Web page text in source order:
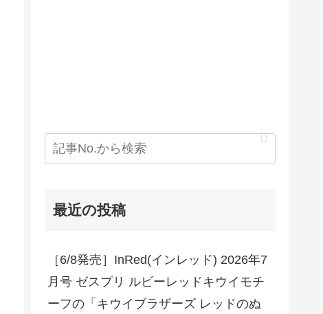
最近の投稿
［6/8発売］InRed(インレッド) 2026年7
月号 ゼスプリ ルビーレッドキウイモチ
ーフの「キウイブラザーズ レッドのぬ